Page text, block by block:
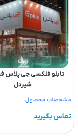
تابلو فلکسی جی پلاس
شیردل
مشخصات محصول
تماس بگیرید